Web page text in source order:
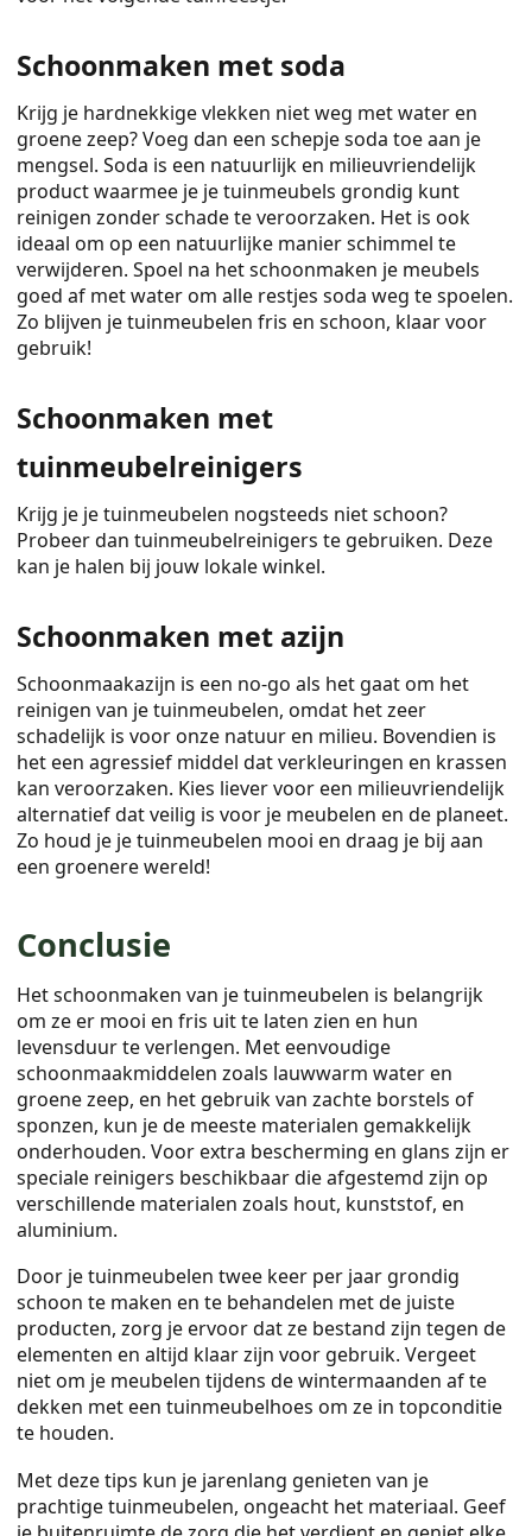
Schoonmaken met soda
Krijg je hardnekkige vlekken niet weg met water en
groene zeep? Voeg dan een schepje soda toe aan je
mengsel. Soda is een natuurlijk en milieuvriendelijk
product waarmee je je tuinmeubels grondig kunt
reinigen zonder schade te veroorzaken. Het is ook
ideaal om op een natuurlijke manier schimmel te
verwijderen. Spoel na het schoonmaken je meubels
goed af met water om alle restjes soda weg te spoelen.
Zo blijven je tuinmeubelen fris en schoon, klaar voor
gebruik!
Schoonmaken met
tuinmeubelreinigers
Krijg je je tuinmeubelen nogsteeds niet schoon?
Probeer dan tuinmeubelreinigers te gebruiken. Deze
kan je halen bij jouw lokale winkel.
Schoonmaken met azijn
Schoonmaakazijn is een no-go als het gaat om het
reinigen van je tuinmeubelen, omdat het zeer
schadelijk is voor onze natuur en milieu. Bovendien is
het een agressief middel dat verkleuringen en krassen
kan veroorzaken. Kies liever voor een milieuvriendelijk
alternatief dat veilig is voor je meubelen en de planeet.
Zo houd je je tuinmeubelen mooi en draag je bij aan
een groenere wereld!
Conclusie
Het schoonmaken van je tuinmeubelen is belangrijk
om ze er mooi en fris uit te laten zien en hun
levensduur te verlengen. Met eenvoudige
schoonmaakmiddelen zoals lauwwarm water en
groene zeep, en het gebruik van zachte borstels of
sponzen, kun je de meeste materialen gemakkelijk
onderhouden. Voor extra bescherming en glans zijn er
speciale reinigers beschikbaar die afgestemd zijn op
verschillende materialen zoals hout, kunststof, en
aluminium.
Door je tuinmeubelen twee keer per jaar grondig
schoon te maken en te behandelen met de juiste
producten, zorg je ervoor dat ze bestand zijn tegen de
elementen en altijd klaar zijn voor gebruik. Vergeet
niet om je meubelen tijdens de wintermaanden af te
dekken met een tuinmeubelhoes om ze in topconditie
te houden.
Met deze tips kun je jarenlang genieten van je
prachtige tuinmeubelen, ongeacht het materiaal. Geef